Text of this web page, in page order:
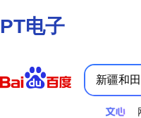
PT电子
时间不